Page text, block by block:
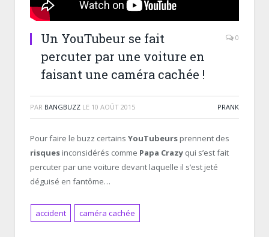
Un YouTubeur se fait
percuter par une voiture en
faisant une caméra cachée !
0
PAR BANGBUZZ LE 10 AOÛT 2015 PRANK
Pour faire le buzz certains YouTubeurs prennent des
risques inconsidérés comme Papa Crazy qui s’est fait
percuter par une voiture devant laquelle il s’est jeté
déguisé en fantôme…
accident caméra cachée